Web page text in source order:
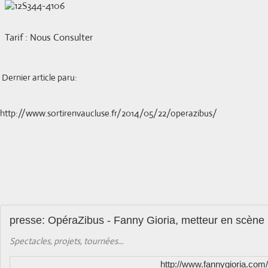
Tarif : Nous Consulter
Dernier article paru:
http://www.sortirenvaucluse.fr/2014/05/22/operazibus/
presse: OpéraZibus - Fanny Gioria, metteur en scène
Spectacles, projets, tournées...
http://